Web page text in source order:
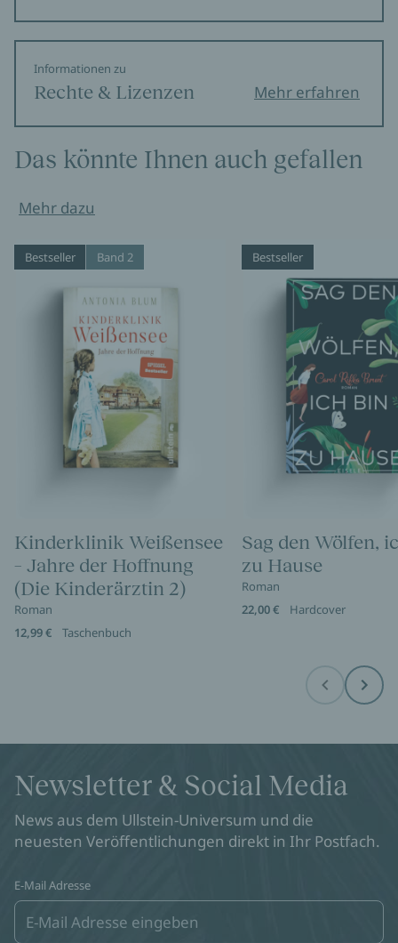
Informationen zu
Rechte & Lizenzen Mehr erfahren
Das könnte Ihnen auch gefallen
Mehr dazu
Bestseller Band 2
Kinderklinik Weißensee
– Jahre der Hoffnung
(Die Kinderärztin 2)
Roman
12,99 €
Taschenbuch
Bestseller
Sag den Wölfen,
zu Hause
Roman
22,00 €
Hardcover
Before Next
Newsletter & Social Media
News aus dem Ullstein-Universum und die
neuesten Veröffentlichungen direkt in Ihr Postfach.
E-Mail Adresse